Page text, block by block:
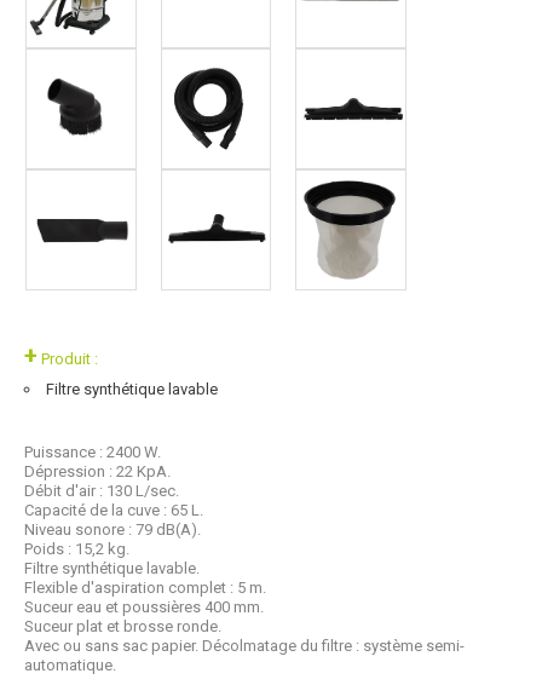
+ Produit :
Filtre synthétique lavable
Puissance : 2400 W.
Dépression : 22 KpA.
Débit d'air : 130 L/sec.
Capacité de la cuve : 65 L.
Niveau sonore : 79 dB(A).
Poids : 15,2 kg.
Filtre synthétique lavable.
Flexible d'aspiration complet : 5 m.
Suceur eau et poussières 400 mm.
Suceur plat et brosse ronde.
Avec ou sans sac papier. Décolmatage du filtre : système semi-
automatique.